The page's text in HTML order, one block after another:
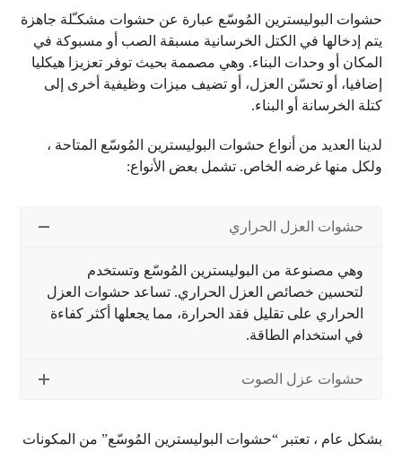
حشوات البوليسترين المُوسّع عبارة عن حشوات مشكـّلة جاهزة
يتم إدخالها في الكتل الخرسانية مسبقة الصب أو مسبوكة في
المكان أو وحدات البناء. وهي مصممة بحيث توفر تعزيزا هيكليا
إضافيا، أو تحسّن العزل، أو تضيف ميزات وظيفية أخرى إلى
كتلة الخرسانة أو البناء.
لدينا العديد من أنواع حشوات البوليسترين المُوسّع المتاحة ،
ولكل منها غرضه الخاص. تشمل بعض الأنواع:
حشوات العزل الحراري
وهي مصنوعة من البوليسترين المُوسّع وتستخدم
لتحسين خصائص العزل الحراري. تساعد حشوات العزل
الحراري على تقليل فقد الحرارة، مما يجعلها أكثر كفاءة
في استخدام الطاقة.
حشوات عزل الصوت
بشكل عام ، تعتبر “حشوات البوليسترين المُوسّع” من المكونات